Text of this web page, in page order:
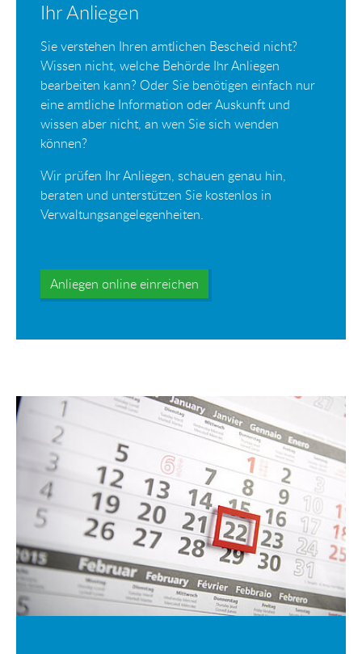
Ihr Anliegen
Sie verstehen Ihren amtlichen Bescheid nicht?
Wissen nicht, welche Behörde Ihr Anliegen
bearbeiten kann? Oder Sie benötigen einfach nur
eine amtliche Information oder Auskunft und
wissen aber nicht, an wen Sie sich wenden
können?
Wir prüfen Ihr Anliegen, schauen genau hin,
beraten und unterstützen Sie kostenlos in
Verwaltungsangelegenheiten.
Anliegen online einreichen